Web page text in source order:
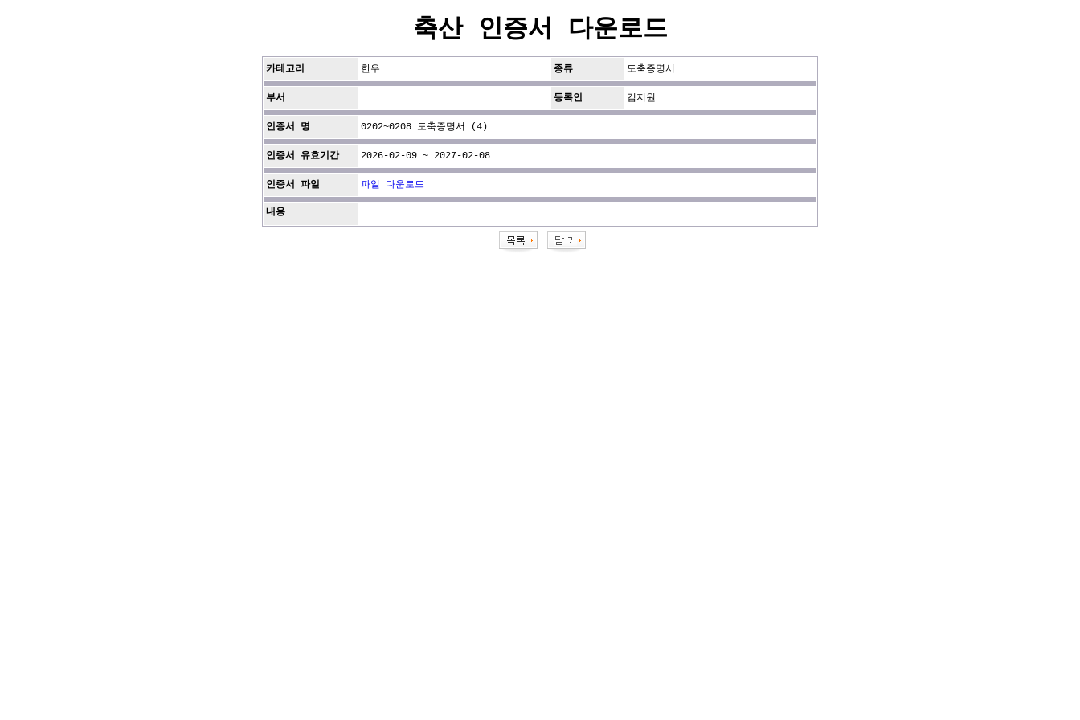
축산 인증서 다운로드
카테고리 한우 종류 도축증명서
부서 등록인 김지원
인증서 명 0202~0208 도축증명서 (4)
인증서 유효기간 2026-02-09 ~ 2027-02-08
인증서 파일 파일 다운로드
내용